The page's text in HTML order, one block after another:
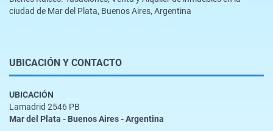
ciudad de Mar del Plata, Buenos Aires, Argentina
UBICACIÓN Y CONTACTO
UBICACIÓN
Lamadrid 2546 PB
Mar del Plata - Buenos Aires - Argentina